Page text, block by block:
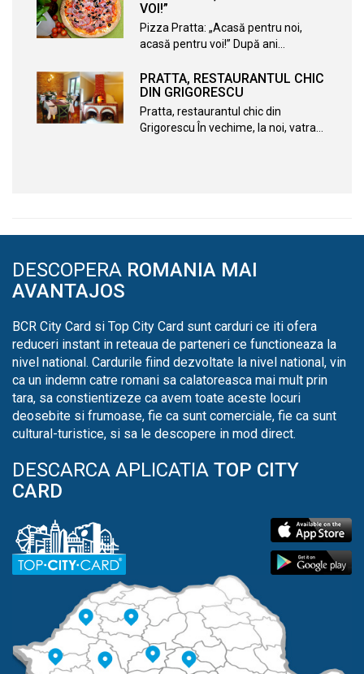
VOI!”
Pizza Pratta: „Acasă pentru noi,
acasă pentru voi!” După ani…
PRATTA, RESTAURANTUL CHIC
DIN GRIGORESCU
Pratta, restaurantul chic din
Grigorescu În vechime, la noi, vatra…
DESCOPERA ROMANIA MAI
AVANTAJOS
BCR City Card si Top City Card sunt carduri ce iti ofera
reduceri instant in reteaua de parteneri ce functioneaza la
nivel national. Cardurile fiind dezvoltate la nivel national, vin
ca un indemn catre romani sa calatoreasca mai mult prin
tara, sa constientizeze ca avem toate aceste locuri
deosebite si frumoase, fie ca sunt comerciale, fie ca sunt
cultural-turistice, si sa le descopere in mod direct.
DESCARCA APLICATIA TOP CITY
CARD